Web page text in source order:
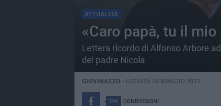
ATTUALITÀ
«Caro papà, tu il
Lettera ricordo di Alfonso Arbore
del padre Nicola
GIOVINAZZO - GIOVEDÌ 18 MAGGIO 2017
294 CONDIVISIONI